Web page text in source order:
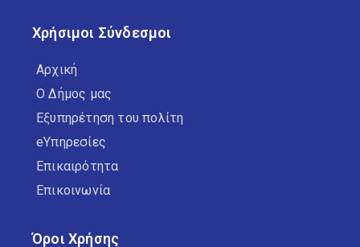
Χρήσιμοι Σύνδεσμοι
Αρχική
Ο Δήμος μας
Εξυπηρέτηση του πολίτη
eΥπηρεσίες
Επικαιρότητα
Επικοινωνία
Όροι Χρήσης